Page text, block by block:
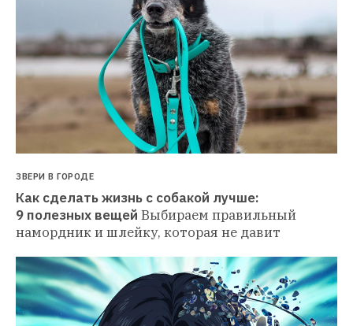
ЗВЕРИ В ГОРОДЕ
Как сделать жизнь с собакой лучше:
9 полезных вещей Выбираем правильный
намордник и шлейку, которая не давит